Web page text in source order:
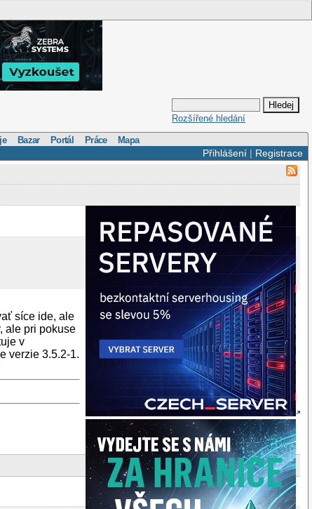
Rozšířené hledání
Bazar Portál Práce Mapa
Přihlášení| Registrace
síce ide, ale
ale pri pokuse
v
verzie 3.5.2-1.